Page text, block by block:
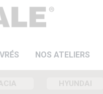
NOS ATELIERS
HYUNDAI